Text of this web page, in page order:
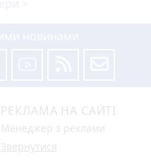
РЕКЛАМА НА САЙТІ
Менеджер з реклами
Звернутися